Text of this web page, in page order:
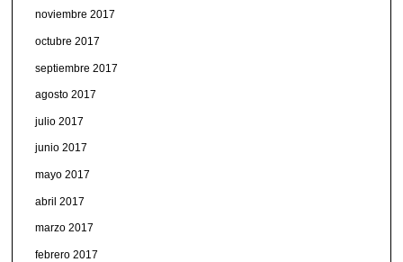
noviembre 2017
octubre 2017
septiembre 2017
agosto 2017
julio 2017
junio 2017
mayo 2017
abril 2017
marzo 2017
febrero 2017